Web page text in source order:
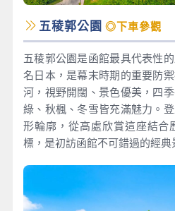
五稜郭公園 ◎下車參觀
五稜郭公園是函館最具代表性
名日本，是幕末時期的重要防
河，視野開闊、景色優美，四
綠、秋楓、冬雪皆充滿魅力。
形輪廓，從高處欣賞這座結合
標，是初訪函館不可錯過的經典